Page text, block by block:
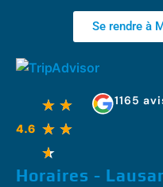
Se rendre à
4.6
★ ★
★ ★
★
1165
Horaires -